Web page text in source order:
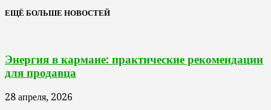
ЕЩЁ БОЛЬШЕ НОВОСТЕЙ
Энергия в кармане: практические рекомендации
для продавца
28 апреля, 2026